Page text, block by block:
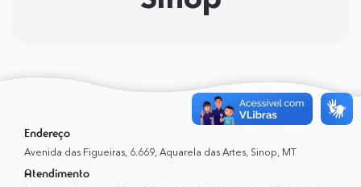
Endereço
Avenida das Figueiras, 6.669, Aquarela das Artes, Sinop, MT
Atendimento